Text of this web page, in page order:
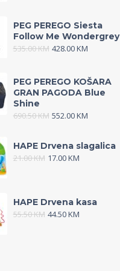
PEG PEREGO Siesta
Follow Me Wondergrey
535.00KM 428.00KM
PEG PEREGO KOŠARA
GRAN PAGODA Blue
Shine
690.50KM 552.00KM
HAPE Drvena slagalica
21.00KM 17.00KM
HAPE Drvena kasa
55.50KM 44.50KM